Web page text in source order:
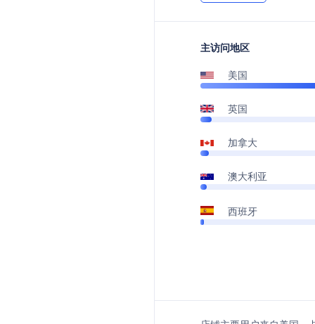
主访问地区
美国
英国
加拿大
澳大利亚
西班牙